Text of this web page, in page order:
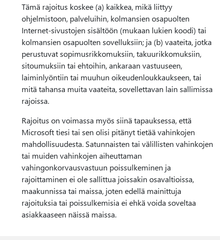
Tämä rajoitus koskee (a) kaikkea, mikä liittyy
ohjelmistoon, palveluihin, kolmansien osapuolten
Internet-sivustojen sisältöön (mukaan lukien koodi) tai
kolmansien osapuolten sovelluksiin; ja (b) vaateita, jotka
perustuvat sopimusrikkomuksiin, takuurikkomuksiin,
sitoumuksiin tai ehtoihin, ankaraan vastuuseen,
laiminlyöntiin tai muuhun oikeudenloukkaukseen, tai
mitä tahansa muita vaateita, sovellettavan lain sallimissa
rajoissa.
Rajoitus on voimassa myös siinä tapauksessa, että
Microsoft tiesi tai sen olisi pitänyt tietää vahinkojen
mahdollisuudesta. Satunnaisten tai välillisten vahinkojen
tai muiden vahinkojen aiheuttaman
vahingonkorvausvastuun poissulkeminen ja
rajoittaminen ei ole sallittua joissakin osavaltioissa,
maakunnissa tai maissa, joten edellä mainittuja
rajoituksia tai poissulkemisia ei ehkä voida soveltaa
asiakkaaseen näissä maissa.